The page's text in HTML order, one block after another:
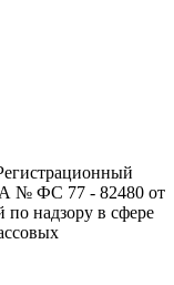
№ ФС 77 - 82480 от
надзору в сфере